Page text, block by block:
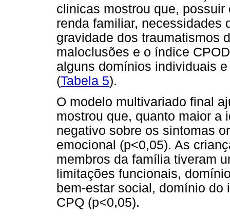
clinicas mostrou que,
renda familiar, necessidades
gravidade dos traumatismos
maloclusões e o índice
alguns domínios individuais
(Tabela 5).
O modelo multivariado final
mostrou que, quanto maior a
negativo sobre os sintomas
emocional (p<0,05). As
membros da família tiveram
limitações funcionais,
bem-estar social, domínio do
CPQ (p<0,05).